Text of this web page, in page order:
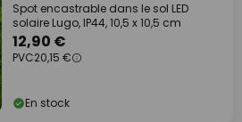
Spot encastrable dans le sol LED
solaire Lugo, IP44, 10,5 x 10,5 cm
12,90 €
PVC20,15 €
En stock